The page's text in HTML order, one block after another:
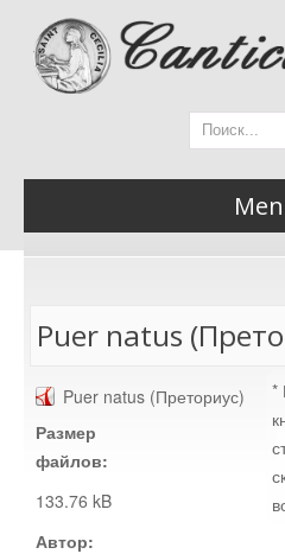
Новости
Материалы
Puer natus
*
Puer natus (Преториус)
Размер
файлов:
133.76 kB
Автор: